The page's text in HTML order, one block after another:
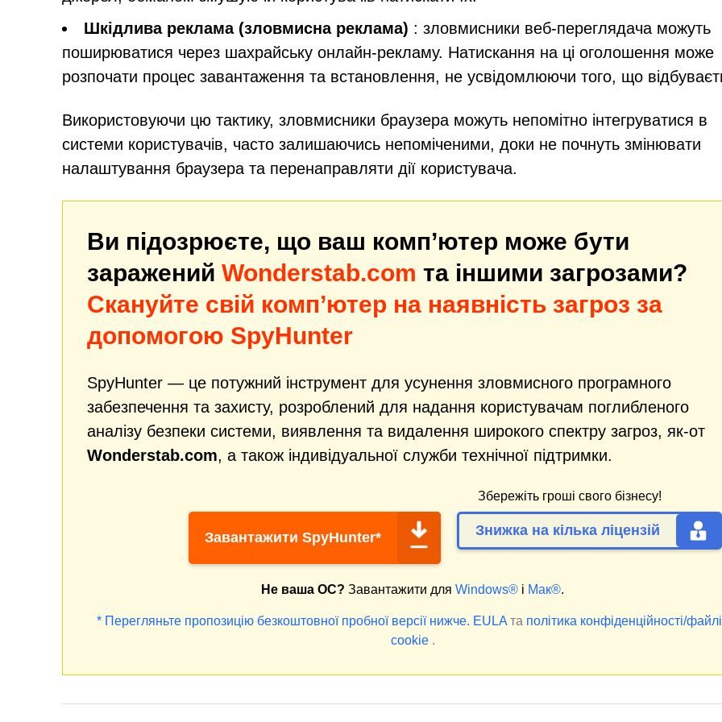
Шкідлива реклама (зловмисна реклама) : зловмисники веб-переглядача можуть
поширюватися через шахрайську онлайн-рекламу. Натискання на ці оголошення може
розпочати процес завантаження та встановлення, не усвідомлюючи того, що
Використовуючи цю тактику, зловмисники браузера можуть непомітно інтегруватися в
системи користувачів, часто залишаючись непоміченими, доки не почнуть змінювати
налаштування браузера та перенаправляти дії користувача.
Ви підозрюєте, що ваш комп’ютер може бути
заражений Wonderstab.com та іншими загрозами?
Скануйте свій комп’ютер на наявність загроз за
допомогою SpyHunter
SpyHunter — це потужний інструмент для усунення зловмисного програмного
забезпечення та захисту, розроблений для надання користувачам поглибленого
аналізу безпеки системи, виявлення та видалення широкого спектру загроз, як-от
Wonderstab.com, а також індивідуальної служби технічної підтримки.
Завантажити SpyHunter*
Збережіть гроші свого бізнесу!
Знижка на кілька ліцензій
Не ваша ОС? Завантажити для Windows® і Мак®.
* Перегляньте пропозицію безкоштовної пробної версії нижче. EULAта політика конфіденційності/
cookie.